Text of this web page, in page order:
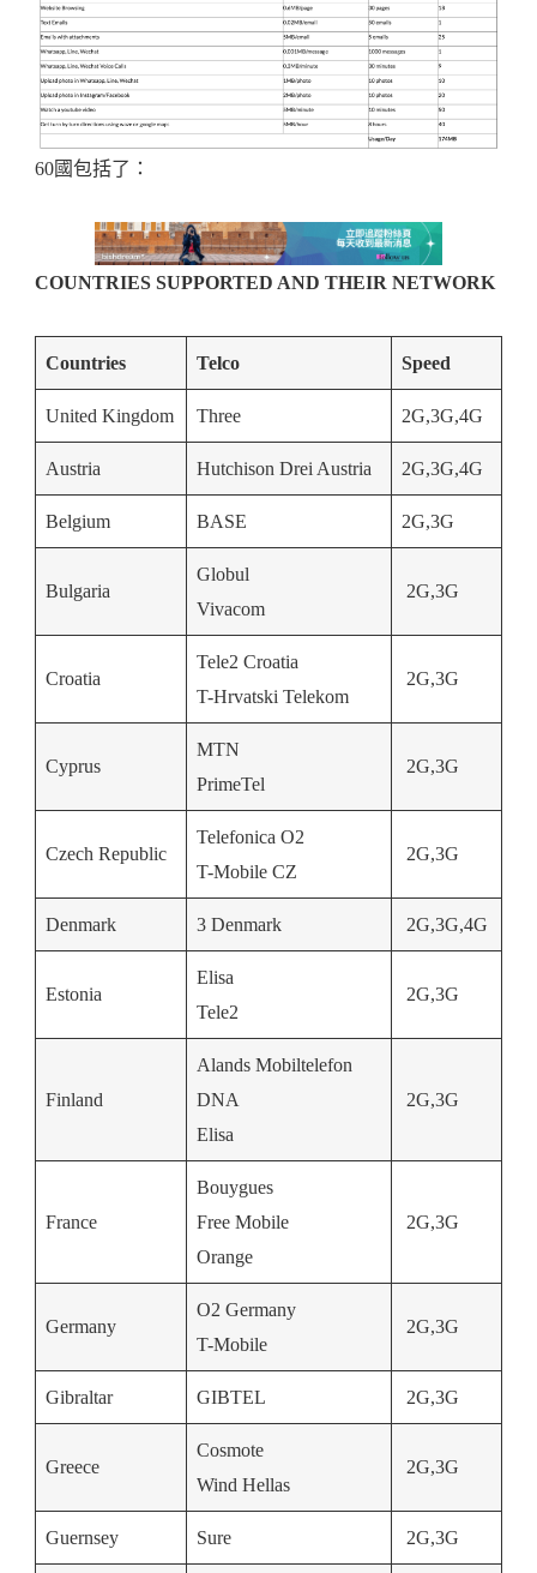
60國包括了：
COUNTRIES SUPPORTED AND THEIR NETWORK
Countries Telco Speed
United Kingdom Three 2G,3G,4G
Austria Hutchison Drei Austria 2G,3G,4G
Belgium BASE 2G,3G
Bulgaria
Globul
Vivacom
2G,3G
Croatia
Tele2 Croatia
T-Hrvatski Telekom
2G,3G
Cyprus
MTN
PrimeTel
2G,3G
Czech Republic
Telefonica O2
T-Mobile CZ
2G,3G
Denmark 3 Denmark 2G,3G,4G
Estonia
Elisa
Tele2
2G,3G
Finland
Alands Mobiltelefon
DNA
Elisa
2G,3G
France
Bouygues
Free Mobile
Orange
2G,3G
Germany
O2 Germany
T-Mobile
2G,3G
Gibraltar GIBTEL 2G,3G
Greece
Cosmote
Wind Hellas
2G,3G
Guernsey Sure 2G,3G